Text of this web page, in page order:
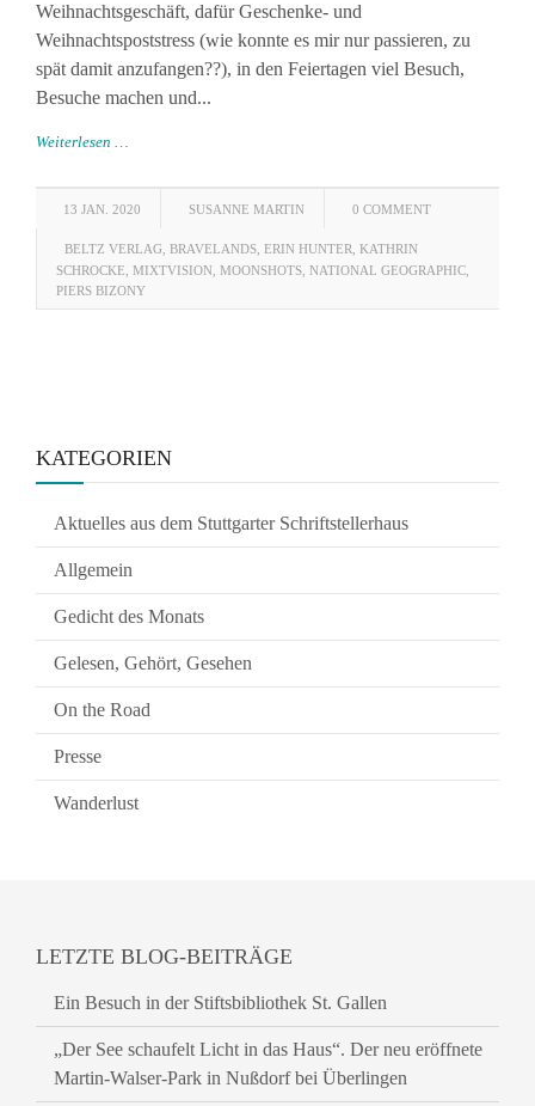
Weihnachtsgeschäft, dafür Geschenke- und
Weihnachtspoststress (wie konnte es mir nur passieren, zu
spät damit anzufangen??), in den Feiertagen viel Besuch,
Besuche machen und...
Weiterlesen …
13 JAN. 2020 SUSANNE MARTIN 0 COMMENT
BELTZ VERLAG BRAVELANDS ERIN HUNTER KATHRIN
SCHROCKE MIXTVISION MOONSHOTS NATIONAL GEOGRAPHIC
PIERS BIZONY
KATEGORIEN
Aktuelles aus dem Stuttgarter Schriftstellerhaus
Allgemein
Gedicht des Monats
Gelesen, Gehört, Gesehen
On the Road
Presse
Wanderlust
LETZTE BLOG-BEITRÄGE
Ein Besuch in der Stiftsbibliothek St. Gallen
„Der See schaufelt Licht in das Haus“. Der neu eröffnete
Martin-Walser-Park in Nußdorf bei Überlingen